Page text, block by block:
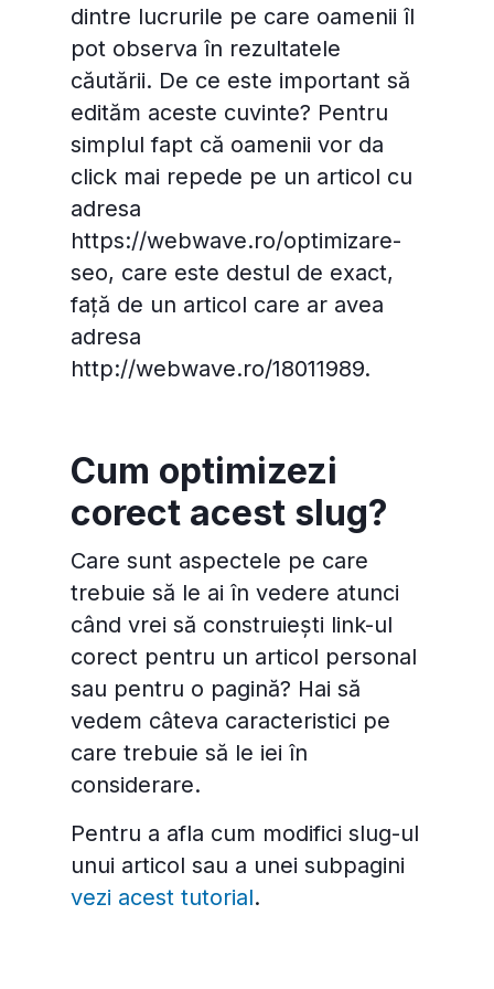
dintre lucrurile pe care oamenii îl
pot observa în rezultatele
căutării. De ce este important să
edităm aceste cuvinte? Pentru
simplul fapt că oamenii vor da
click mai repede pe un articol cu
adresa
https://webwave.ro/optimizare-
seo, care este destul de exact,
față de un articol care ar avea
adresa
http://webwave.ro/18011989.
Cum optimizezi
corect acest slug?
Care sunt aspectele pe care
trebuie să le ai în vedere atunci
când vrei să construiești link-ul
corect pentru un articol personal
sau pentru o pagină? Hai să
vedem câteva caracteristici pe
care trebuie să le iei în
considerare.
Pentru a afla cum modifici slug-ul
unui articol sau a unei subpagini
vezi acest tutorial.